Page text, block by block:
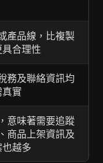
產品線，比複製
合理性
務及聯絡資訊均
真實
意味著需要追蹤
商品上架資訊及
也越多